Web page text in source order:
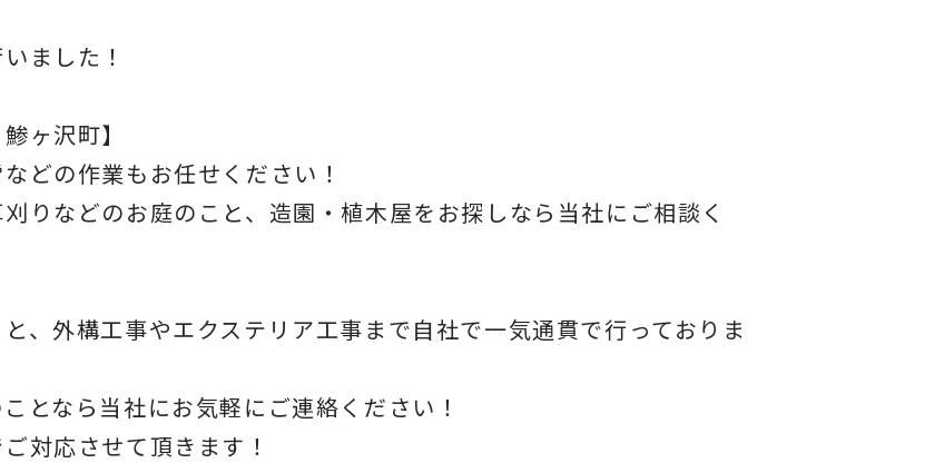
ました！
ヶ沢町】
どの作業もお任せください！
りなどのお庭のこと、造園・植木屋をお探しなら当社にご相談く
、外構工事やエクステリア工事まで自社で一気通貫で行っておりま
となら当社にお気軽にご連絡ください！
対応させて頂きます！